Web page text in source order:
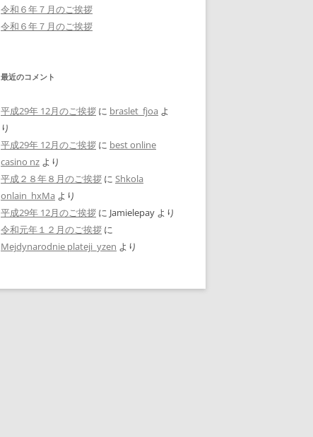
令和６年７月のご挨拶
令和６年７月のご挨拶
最近のコメント
平成29年 12月のご挨拶 に braslet_fjoa よ
り
平成29年 12月のご挨拶 に best online
casino nz より
平成２８年８月のご挨拶 に Shkola
onlain_hxMa より
平成29年 12月のご挨拶 に Jamielepay より
令和元年１２月のご挨拶 に
Mejdynarodnie plateji_yzen より